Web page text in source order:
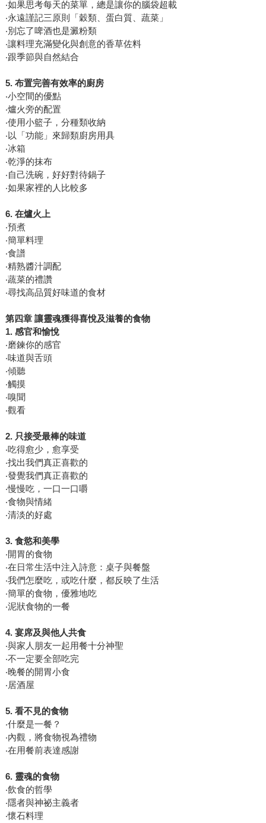
‧如果思考每天的菜單，總是讓你的腦袋超載
‧永遠謹記三原則「穀類、蛋白質、蔬菜」
‧別忘了啤酒也是澱粉類
‧讓料理充滿變化與創意的香草佐料
‧跟季節與自然結合
5. 布置完善有效率的廚房
‧小空間的優點
‧爐火旁的配置
‧使用小籃子，分種類收納
‧以「功能」來歸類廚房用具
‧冰箱
‧乾淨的抹布
‧自己洗碗，好好對待鍋子
‧如果家裡的人比較多
6. 在爐火上
‧預煮
‧簡單料理
‧食譜
‧精熟醬汁調配
‧蔬菜的禮讚
‧尋找高品質好味道的食材
第四章 讓靈魂獲得喜悅及滋養的食物
1. 感官和愉悅
‧磨鍊你的感官
‧味道與舌頭
‧傾聽
‧觸摸
‧嗅聞
‧觀看
2. 只接受最棒的味道
‧吃得愈少，愈享受
‧找出我們真正喜歡的
‧發覺我們真正喜歡的
‧慢慢吃，一口一口嚼
‧食物與情緒
‧清淡的好處
3. 食慾和美學
‧開胃的食物
‧在日常生活中注入詩意：桌子與餐盤
‧我們怎麼吃，或吃什麼，都反映了生活
‧簡單的食物，優雅地吃
‧泥狀食物的一餐
4. 宴席及與他人共食
‧與家人朋友一起用餐十分神聖
‧不一定要全部吃完
‧晚餐的開胃小食
‧居酒屋
5. 看不見的食物
‧什麼是一餐？
‧內觀，將食物視為禮物
‧在用餐前表達感謝
6. 靈魂的食物
‧飲食的哲學
‧隱者與神祕主義者
‧懷石料理